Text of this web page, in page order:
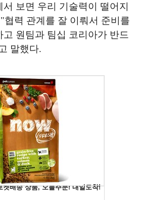
보면 우리 기술력이 떨어지
협력 관계를 잘 이뤄서 준비를
원팀과 팀십 코리아가 반드
말했다.